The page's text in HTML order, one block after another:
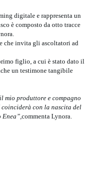
digitale e rappresenta un
è composto da otto tracce
che invita gli ascoltatori ad
figlio, a cui è stato dato il
un testimone tangibile
mio produttore e compagno
coinciderà con la nascita del
commenta Lynora.